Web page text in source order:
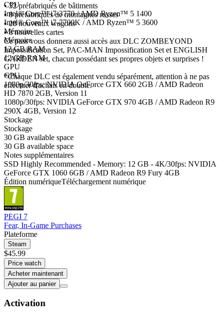
• 52 préfabriqués de bâtiments
• 8 préfabriqués de montagnes russes
• 28 nouveaux wagons
• 8 nouvelles cartes
Ce pass vous donnera aussi accès aux DLC ZOMBEYOND
Impossification Set, PAC-MAN Impossification Set et ENGLISH
GARDEN set, chacun possédant ses propres objets et surprises !
*Chaque DLC est également vendu séparément, attention à ne pas
effectuer d'achats en double.
CPU
Intel® Core™ i7-3770 / AMD Ryzen™ 5 1400
Intel® Core™ i7-7700K / AMD Ryzen™ 5 3600
Mémoire
Mémoire
12 GB RAM
12 GB RAM
GPU
GPU
1080p/30fps: NVIDIA GeForce GTX 660 2GB / AMD Radeon
HD 7870 2GB, Version 11
1080p/30fps: NVIDIA GeForce GTX 970 4GB / AMD Radeon R9
290X 4GB, Version 12
Stockage
Stockage
30 GB available space
30 GB available space
Notes supplémentaires
SSD Highly Recommended - Memory: 12 GB - 4K/30fps: NVIDIA
GeForce GTX 1060 6GB / AMD Radeon R9 Fury 4GB
Édition numériqueTéléchargement numérique
PEGI 7
Fear, In-Game Purchases
Plateforme
Steam
$45.99
Price watch
Acheter maintenant
Ajouter au panier
Activation